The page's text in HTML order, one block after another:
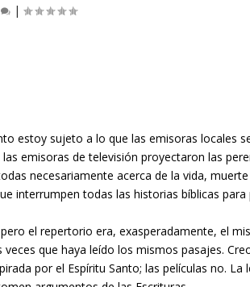
|
estoy sujeto a lo que las emisoras locales
emisoras de televisión proyectaron las
necesariamente acerca de la vida,
interrumpen todas las historias bíblicas para
el repertorio era, exasperadamente, el
que haya leído los mismos pasajes.
por el Espíritu Santo; las películas no. La